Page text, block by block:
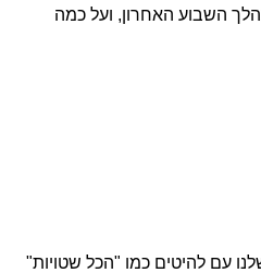
השבוע האחרון, ועל כמה
עם להיטים כמו "הכל שטויות"